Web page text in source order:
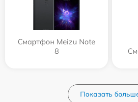
Смартфон Meizu Note
8
Показать